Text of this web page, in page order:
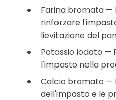
Farina bromata
rinforzare
lievitazione del
Potassio Iodato —
l'impasto nella
Calcio bromato —
dell'impasto e le